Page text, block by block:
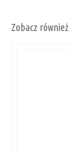
Zobacz również